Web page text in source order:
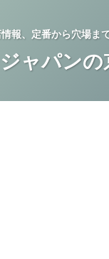
報、定番から穴場
ャパンの